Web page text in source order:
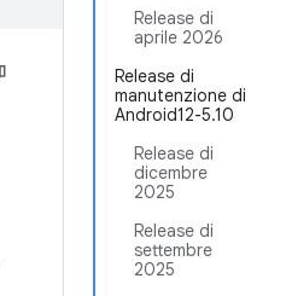
Release di
aprile 2026
Release di
manutenzione di
Android12-5.10
Release di
dicembre
2025
Release di
settembre
2025